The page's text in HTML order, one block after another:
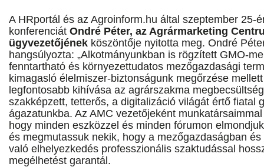
A HRportál és az Agroinform.hu által szeptember 25-
konferenciát Ondré Péter, az Agrármarketing
ügyvezetőjének köszöntője nyitotta meg. Ondré
hangsúlyozta: „Alkotmányunkban is rögzített GMO-
fenntartható és környezettudatos mezőgazdasági
kimagasló élelmiszer-biztonságunk megőrzése
legfontosabb kihívása az agrárszakma
szakképzett, tetterős, a digitalizáció világát értő fiatal
ágazatunkba. Az AMC vezetőjeként
hogy minden eszközzel és minden fórumon
és megmutassuk nekik, hogy a mezőgazdaságban
való elhelyezkedés professzionális szaktudással
megélhetést garantál.